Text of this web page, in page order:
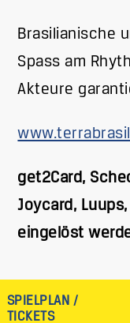
Brasilianische
Spass am
Akteure
get2Card,
Joycard,
eingelöst
SPIELPLAN /
TICKETS